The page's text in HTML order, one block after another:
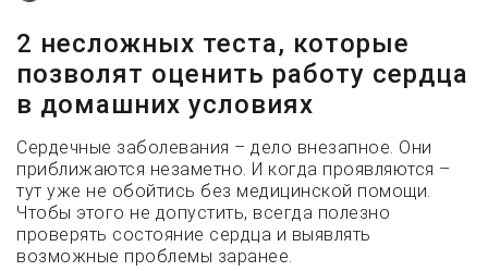
2 несложных теста, которые
позволят оценить работу сердца
в домашних условиях
Сердечные заболевания – дело внезапное. Они
приближаются незаметно. И когда проявляются –
тут уже не обойтись без медицинской помощи.
Чтобы этого не допустить, всегда полезно
проверять состояние сердца и выявлять
возможные проблемы заранее.